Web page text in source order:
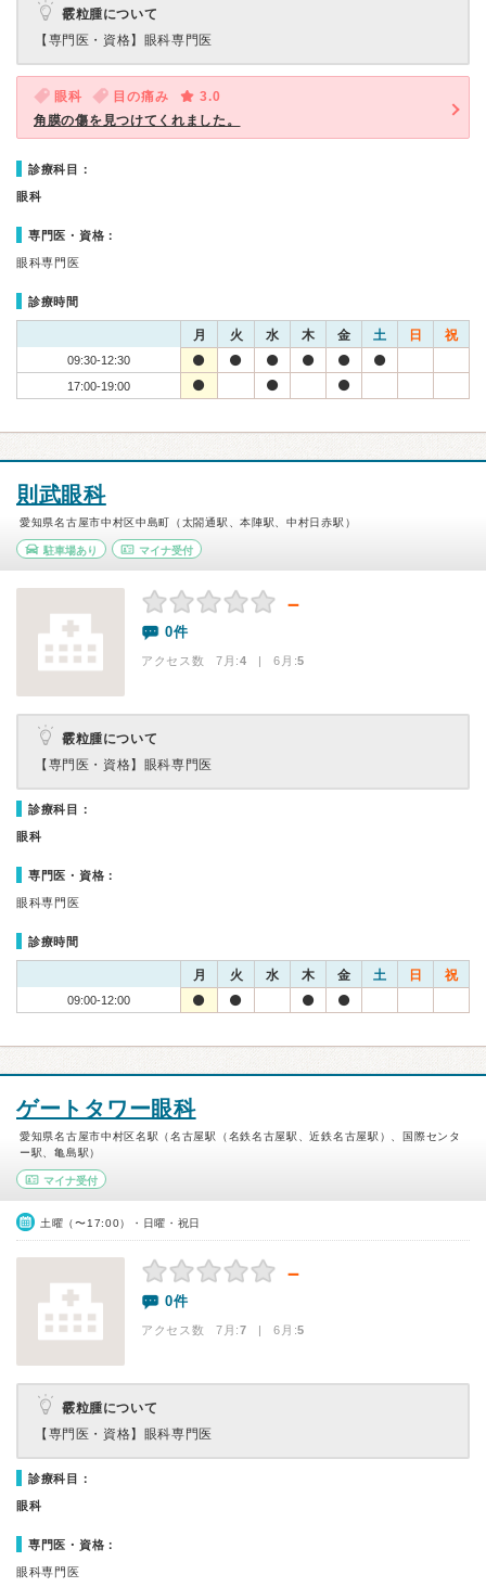
霰粒腫について
【専門医・資格】 眼科専門医
眼科 目の痛み
3.0
角膜の傷を見つけてくれました。
診療科目：
眼科
専門医・資格：
眼科専門医
診療時間
月 火 水 木 金 土 日 祝
09:30-12:30
17:00-19:00
則武眼科
愛知県名古屋市中村区中島町（太閤通駅、本陣駅、中村日赤駅）
駐車場あり マイナ受付
－
0件
アクセス数 7月:4 | 6月:5
霰粒腫について
【専門医・資格】 眼科専門医
診療科目：
眼科
専門医・資格：
眼科専門医
診療時間
月 火 水 木 金 土 日 祝
09:00-12:00
ゲートタワー眼科
愛知県名古屋市中村区名駅（名古屋駅（名鉄名古屋駅、近鉄名古屋駅）、国際センタ
ー駅、亀島駅）
マイナ受付
土曜（〜17:00）・日曜・祝日
－
0件
アクセス数 7月:7 | 6月:5
霰粒腫について
【専門医・資格】 眼科専門医
診療科目：
眼科
専門医・資格：
眼科専門医